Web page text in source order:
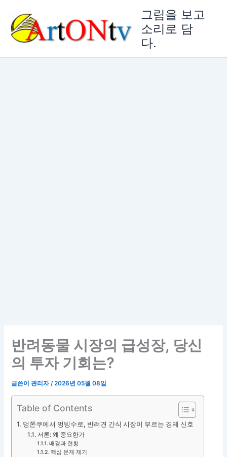
그림을 보고
소리로 담
다.
반려동물 시장의 급성장, 당신
의 투자 기회는?
글쓴이관리자/2026년 05월 08일
Table of Contents
멍쫀쿠에서 멍빙수로, 반려견 간식 시장이 부르는 경제 신호
서론: 왜 중요한가
배경과 현황
핵심 문제 제기